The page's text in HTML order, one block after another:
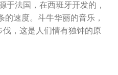
于法国，在西班牙开发的，
的速度。斗牛华丽的音乐，
，这是人们情有独钟的原